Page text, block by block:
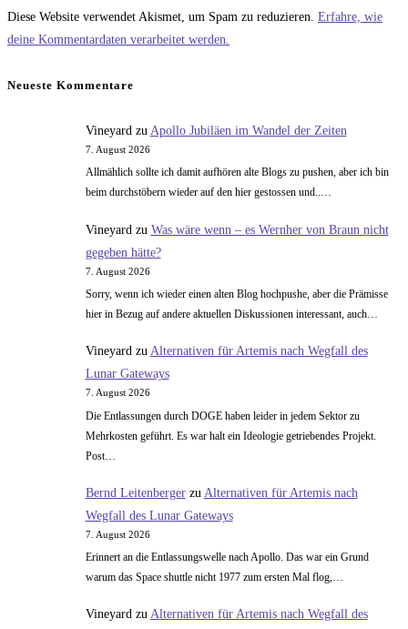
zum
Kommentieren
Adresse
zum
ein
URL
ein
Diese Website verwendet Akismet, um Spam zu reduzieren. Erfahre, wie
deine Kommentardaten verarbeitet werden.
Neueste Kommentare
Vineyardzu Apollo Jubiläen im Wandel der Zeiten
7. August 2026
Allmählich sollte ich damit aufhören alte Blogs zu pushen, aber ich bin
beim durchstöbern wieder auf den hier gestossen und..…
Vineyard zu Was wäre wenn – es Wernher von Braun nicht
gegeben hätte?
7. August 2026
Sorry, wenn ich wieder einen alten Blog hochpushe, aber die Prämisse
hier in Bezug auf andere aktuellen Diskussionen interessant, auch…
Vineyardzu Alternativen für Artemis nach Wegfall des
Lunar Gateways
7. August 2026
Die Entlassungen durch DOGE haben leider in jedem Sektor zu
Mehrkosten geführt. Es war halt ein Ideologie getriebendes Projekt.
Post…
Bernd Leitenbergerzu Alternativen für Artemis nach
Wegfall des Lunar Gateways
7. August 2026
Erinnert an die Entlassungswelle nach Apollo. Das war ein Grund
warum das Space shuttle nicht 1977 zum ersten Mal flog,…
Vineyardzu Alternativen für Artemis nach Wegfall des